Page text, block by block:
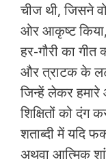
चीज थी, जिसने
ओर आकृष्‍ट किया,
हर-गौरी का
और त्राटक के
जिन्‍हें लेकर
शिक्षितों को दंग
शताब्‍दी में यदि
अथवा आत्मिक